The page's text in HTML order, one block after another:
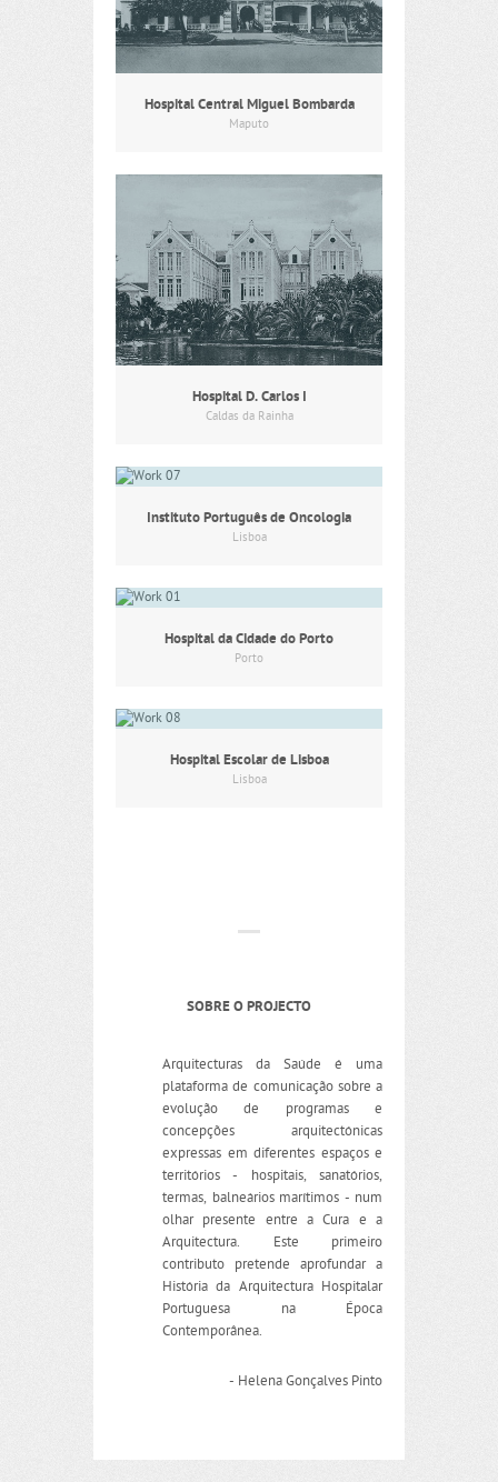
Hospital Central Miguel Bombarda
Maputo
Hospital D. Carlos I
Caldas da Rainha
Instituto Português de Oncologia
Lisboa
Hospital da Cidade do Porto
Porto
Hospital Escolar de Lisboa
Lisboa
SOBRE O PROJECTO
Arquitecturas da Saúde é uma
plataforma de comunicação sobre a
evolução de programas e
concepções arquitectónicas
expressas em diferentes espaços e
territórios - hospitais, sanatórios,
termas, balneários marítimos - num
olhar presente entre a Cura e a
Arquitectura. Este primeiro
contributo pretende aprofundar a
História da Arquitectura Hospitalar
Portuguesa na Época
Contemporânea.
- Helena Gonçalves Pinto